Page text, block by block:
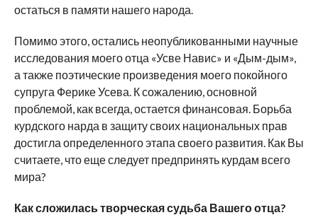
остаться в памяти нашего народа.
Помимо этого, остались неопубликованными научные
исследования моего отца «Усве Навис» и «Дым-дым»,
а также поэтические произведения моего покойного
супруга Ферике Усева. К сожалению, основной
проблемой, как всегда, остается финансовая. Борьба
курдского нарда в защиту своих национальных прав
достигла определенного этапа своего развития. Как Вы
считаете, что еще следует предпринять курдам всего
мира?
Как сложилась творческая судьба Вашего отца?